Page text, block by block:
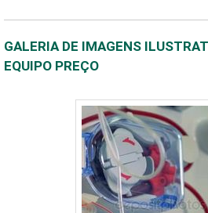
GALERIA DE IMAGENS
EQUIPO PREÇO